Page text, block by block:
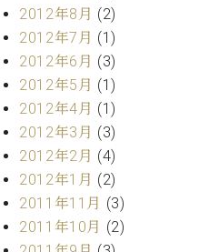
2012年8月 (2)
2012年7月 (1)
2012年6月 (3)
2012年5月 (1)
2012年4月 (1)
2012年3月 (3)
2012年2月 (4)
2012年1月 (2)
2011年11月 (3)
2011年10月 (2)